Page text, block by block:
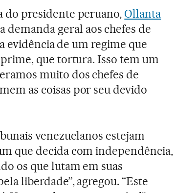
do presidente peruano, Ollanta
demanda geral aos chefes de
evidência de um regime que
que tortura. Isso tem um
muito dos chefes de
as coisas por seu devido
venezuelanos estejam
que decida com independência,
os que lutam em suas
liberdade”, agregou. “Este